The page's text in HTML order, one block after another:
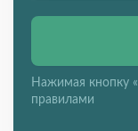
Нажимая кнопку
правилами